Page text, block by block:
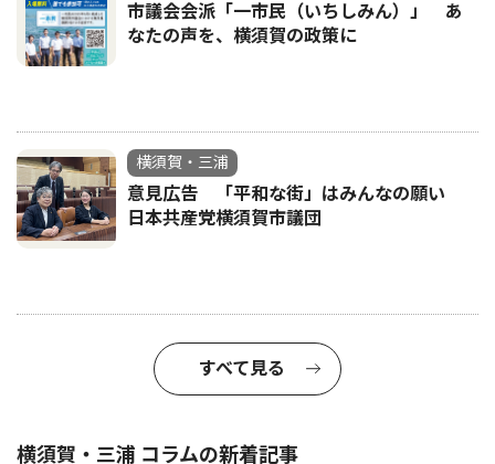
市議会会派「一市民（いちしみん）」 あ
なたの声を、横須賀の政策に
横須賀・三浦
意見広告 「平和な街」はみんなの願い
日本共産党横須賀市議団
すべて見る
横須賀・三浦 コラムの新着記事